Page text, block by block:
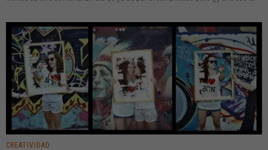
CREATIVIDAD